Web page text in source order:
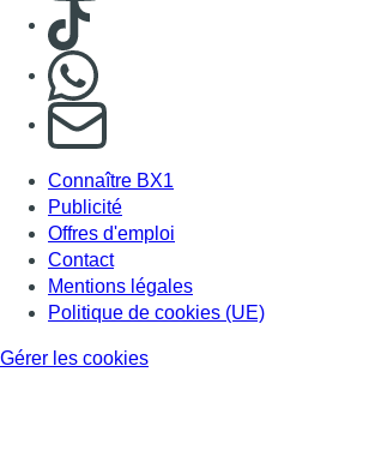
Consulter TikTok
S'abonner à notre newsletter
Connaître BX1
Publicité
Offres d'emploi
Contact
Mentions légales
Politique de cookies (UE)
Gérer les cookies